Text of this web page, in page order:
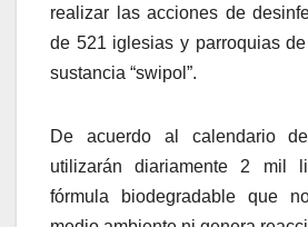
realizar las acciones de
de 521 iglesias y parroquias
sustancia “swipol”.
De acuerdo al calendario
utilizarán diariamente 2 mil
fórmula biodegradable que